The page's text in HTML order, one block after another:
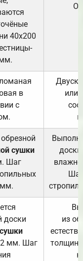
40х200
в
с
или
сушки
Шаг
мм.
доски
доски
мм. Шаг
из